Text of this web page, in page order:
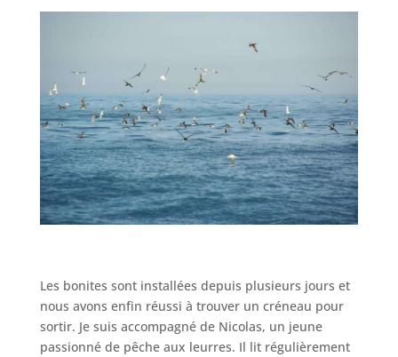
Les bonites sont installées depuis plusieurs jours et
nous avons enfin réussi à trouver un créneau pour
sortir. Je suis accompagné de Nicolas, un jeune
passionné de pêche aux leurres. Il lit régulièrement